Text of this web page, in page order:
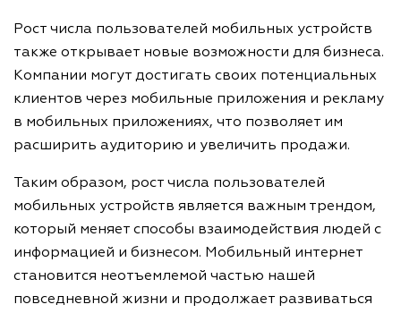
Рост числа пользователей мобильных устройств
также открывает новые возможности для бизнеса.
Компании могут достигать своих потенциальных
клиентов через мобильные приложения и рекламу
в мобильных приложениях, что позволяет им
расширить аудиторию и увеличить продажи.
Таким образом, рост числа пользователей
мобильных устройств является важным трендом,
который меняет способы взаимодействия людей с
информацией и бизнесом. Мобильный интернет
становится неотъемлемой частью нашей
повседневной жизни и продолжает развиваться